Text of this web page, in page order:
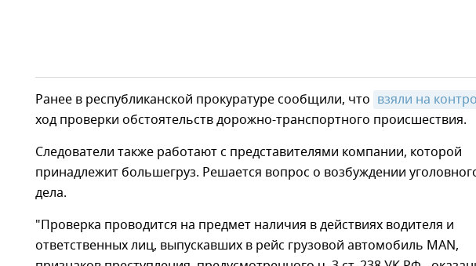
Ранее в республиканской прокуратуре сообщили, что взяли на
ход проверки обстоятельств дорожно-транспортного происшествия.
Следователи также работают с представителями компании, которой
принадлежит большегруз. Решается вопрос о возбуждении
дела.
"Проверка проводится на предмет наличия в действиях водителя и
ответственных лиц, выпускавших в рейс грузовой автомобиль MAN,